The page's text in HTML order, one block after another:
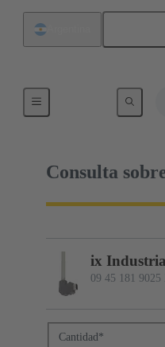
09 45 181 9025 XL
Consulta
ix
09 45 181 9025
Cantidad*